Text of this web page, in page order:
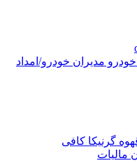
مدیران خودرو/امداد
گرنیکا کافی
مالیات